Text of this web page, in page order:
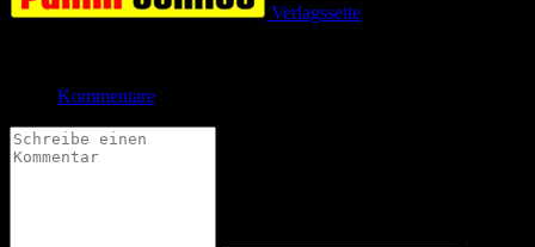
Verlagsseite
Kommentare